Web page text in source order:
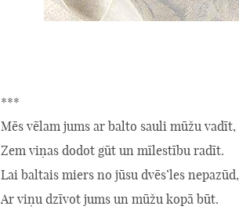
***
Mēs vēlam jums ar balto sauli mūžu vadīt,
Zem viņas dodot gūt un mīlestību radīt.
Lai baltais miers no jūsu dvēs’les nepazūd,
Ar viņu dzīvot jums un mūžu kopā būt.